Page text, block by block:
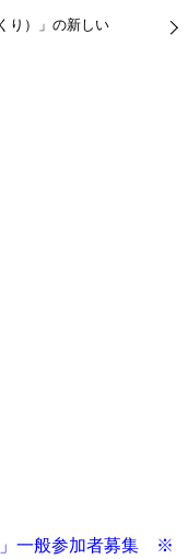
り）」の新しい
」一般参加者募集 ※